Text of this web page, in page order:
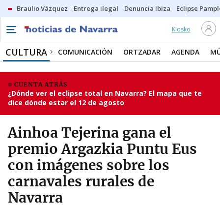
Braulio Vázquez Entrega ilegal Denuncia Ibiza Eclipse
Kiosko
CULTURA COMUNICACIÓN ORTZADAR AGENDA
CUENTA ATRÁS
¿Dónde ver el eclipse total en Navarra? El mapa que te
dice dónde estar el 12 de agosto
Ainhoa Tejerina gana el
premio Argazkia Puntu Eus
con imágenes sobre los
carnavales rurales de
Navarra